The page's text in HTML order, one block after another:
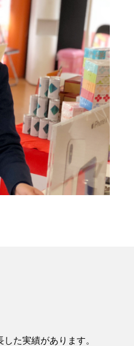
た実績があります。